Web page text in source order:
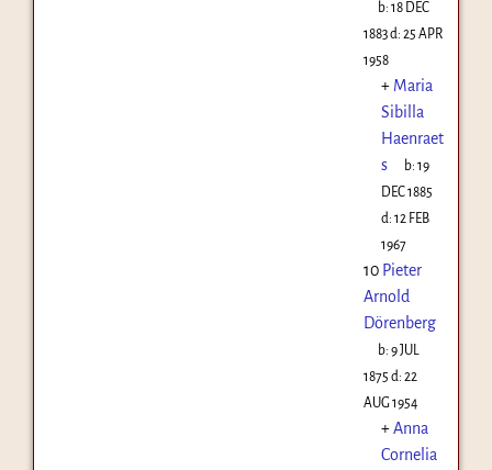
b:18 DEC
1883d: 25 APR
1958
+ Maria
Sibilla
Haenraet
s
b:19
DEC 1885
d: 12 FEB
1967
10 Pieter
Arnold
Dörenberg
b:9 JUL
1875 d: 22
AUG 1954
+Anna
Cornelia